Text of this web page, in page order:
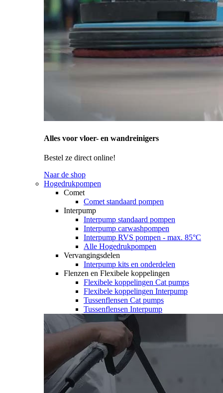
Alles voor vloer- en wandreinigers
Bestel ze direct online!
Naar de shop
Hogedrukpompen
Comet
Comet standaard pompen
Interpump
Interpump standaard pompen
Interpump carwashpompen
Interpump RVS pompen - max. 85°C
Alle Hogedrukpompen
Vervangingsdelen
Interpump kits en onderdelen
Flenzen en Flexibele koppelingen
Flexibele koppelingen Cat pumps
Flexibele koppelingen Interpump
Tussenflensen Cat pumps
Tussenflensen Interpump